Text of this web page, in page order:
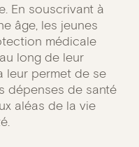
En souscrivant à
âge, les jeunes
médicale
long de leur
leur permet de se
dépenses de santé
aléas de la vie